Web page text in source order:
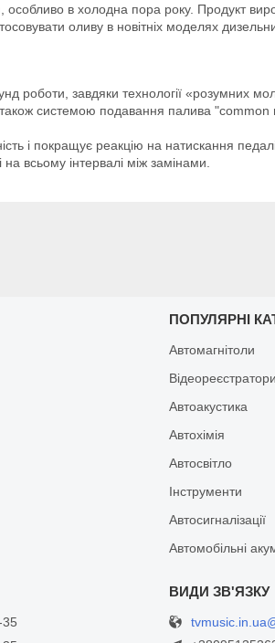
в холодна пора року. Продукт
оливу в новітніх моделях
роботи, завдяки технології «розумних
системою подавання палива "common
і покращує реакцію на натискання педалі
всьому інтервалі між замінами.
ПОПУЛЯРНІ
Автомагнітоли
Відеореєстратори
Автоакустика
Автохімія
Автосвітло
Інструменти
Автосигналізації
Автомобільні